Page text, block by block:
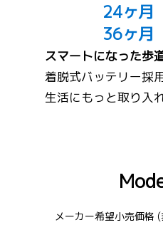
24ヶ
36ヶ
スマートになった歩
着脱式バッテリー採
生活にもっと取り入
メーカー希望小売価格